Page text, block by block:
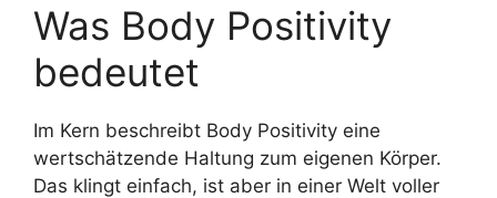
Was Body Positivity
bedeutet
Im Kern beschreibt Body Positivity eine
wertschätzende Haltung zum eigenen Körper.
Das klingt einfach, ist aber in einer Welt voller